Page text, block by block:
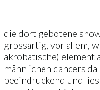
die dort gebotene
grossartig, vor allem,
akrobatische) element
männlichen dancers
beeindruckend und